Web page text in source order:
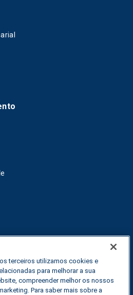
do transporte
terceiros utilizamos cookies e
para melhorar a sua
compreender melhor os nossos
Para saber mais sobre a